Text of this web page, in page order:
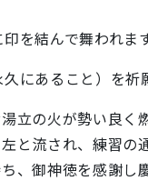
を結んで舞われます
にあること）を祈
立の火が勢い良く
と流され、練習の
、御神徳を感謝し